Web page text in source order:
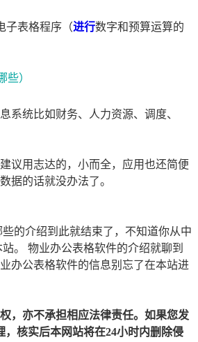
子表格程序（进行数字和预算运算的
系统比如财务、人力资源、调度、
议用志达的，小而全，应用也还简便
据的话就没办法了。
的介绍到此就结束了，不知道你从中
。 物业办公表格软件的介绍就聊到
办公表格软件的信息别忘了在本站进
，亦不承担相应法律责任。如果您发
，核实后本网站将在24小时内删除侵